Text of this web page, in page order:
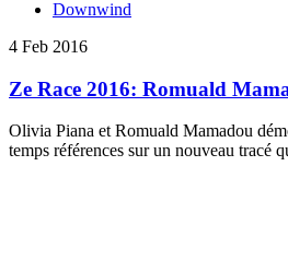
Downwind
4 Feb 2016
Ze Race 2016: Romuald
Olivia Piana et Romuald Mamadou
temps références sur un nouveau tracé